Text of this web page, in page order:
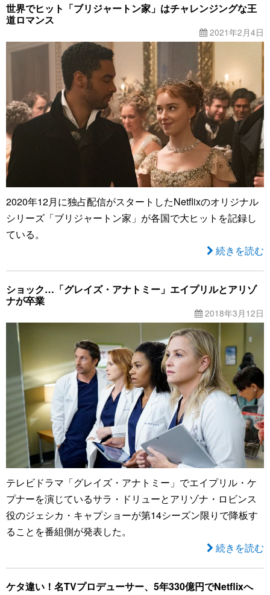
世界でヒット「ブリジャートン家」はチャレンジングな王
道ロマンス
2021年2月4日
2020年12月に独占配信がスタートしたNetflixのオリジナル
シリーズ「ブリジャートン家」が各国で大ヒットを記録し
ている。
続きを読む
ショック…「グレイズ・アナトミー」エイプリルとアリゾ
ナが卒業
2018年3月12日
テレビドラマ「グレイズ・アナトミー」でエイプリル・ケ
プナーを演じているサラ・ドリューとアリゾナ・ロビンス
役のジェシカ・キャプショーが第14シーズン限りで降板す
ることを番組側が発表した。
続きを読む
ケタ違い！名TVプロデューサー、5年330億円でNetflixへ